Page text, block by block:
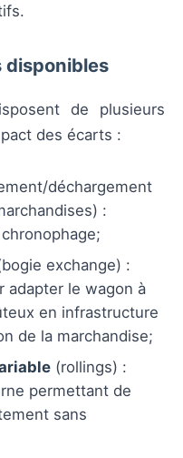
disponibles
de plusieurs
des écarts :
déchargement
:
exchange) :
adapter le wagon à
en infrastructure
de la marchandise;
(rollings) :
permettant de
sans